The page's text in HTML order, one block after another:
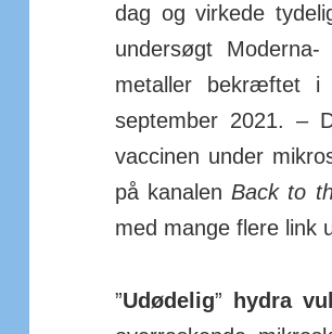
dag og virkede
undersøgt
metaller bekræftet i
september 2021. –
vaccinen under
på kanalenBack to
med mange flere link
”Udødelig” hydra